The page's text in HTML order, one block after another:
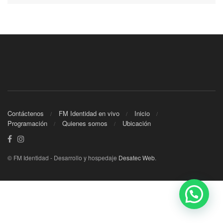
Contáctenos FM Identidad en vivo
Inicio
Programación
Quienes somos Ubicación
© FM Identidad - Desarrollo y hospedaje Desatec Web.